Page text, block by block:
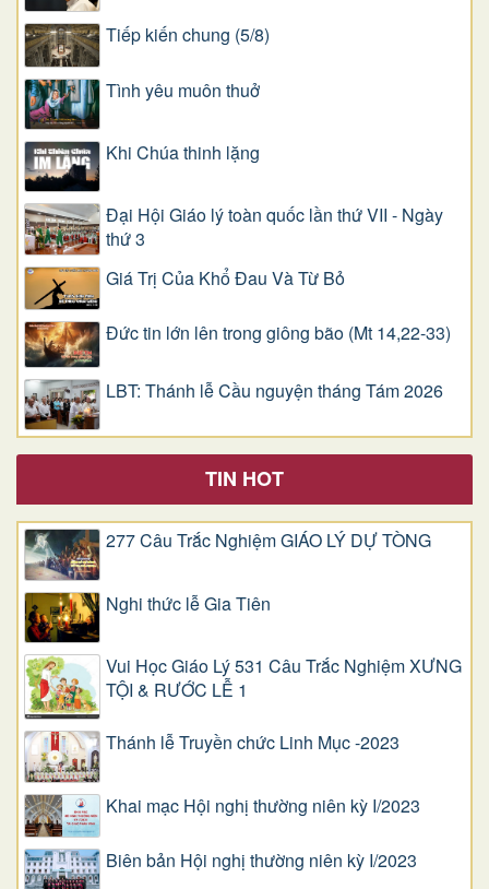
Tiếp kiến chung (5/8)
Tình yêu muôn thuở
Khi Chúa thinh lặng
Đại Hội Giáo lý toàn quốc lần thứ VII - Ngày
thứ 3
Giá Trị Của Khổ Ðau Và Từ Bỏ
Đức tin lớn lên trong giông bão (Mt 14,22-33)
LBT: Thánh lễ Cầu nguyện tháng Tám 2026
TIN HOT
277 Câu Trắc Nghiệm GIÁO LÝ DỰ TÒNG
Nghi thức lễ Gia Tiên
Vui Học Giáo Lý 531 Câu Trắc Nghiệm XƯNG
TỘI & RƯỚC LỄ 1
Thánh lễ Truyền chức Linh Mục -2023
Khai mạc Hội nghị thường niên kỳ I/2023
Biên bản Hội nghị thường niên kỳ I/2023